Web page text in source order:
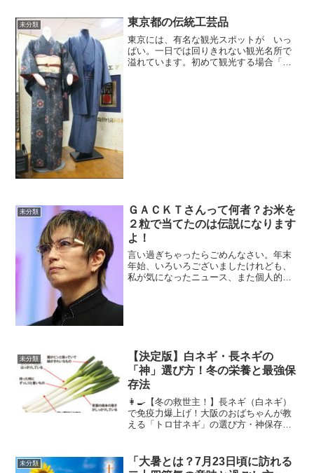
な？ それとも病気？」40代を過ぎたあた
りから、急に体調が変わり始...
未分類 東京都の伝統工芸品
東京には、有名な観光スポットが いっ
ぱい。一日では回りきれない観光名所で
溢れています。初めて観光する場合「ど
未分類
ＧＡＣＫＴさんって何者？お米を
２粒で当てたのは伝説になります
よ！
言い過ぎちゃったらごめんなさい。年末
年始、いろいろございましたけれども、
私が気になったニュース、また個人的な
未分類
【決定版】白ネギ・長ネギの
「神」選び方！冬の栄養と最強保
存法
👩‍🍳【冬の救世主！】長ネギ（白ネギ）
で免疫力爆上げ！大阪のおばちゃんが教
える「トロ甘ネギ」の選び方・神保存・
お話をさせてもらいますわよ〜。いや
ぁ、朝晩の冷え込みが身に...
未分類
「大暑とは？7月23日頃に訪れる